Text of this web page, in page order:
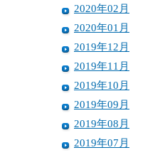
2020年02月
2020年01月
2019年12月
2019年11月
2019年10月
2019年09月
2019年08月
2019年07月